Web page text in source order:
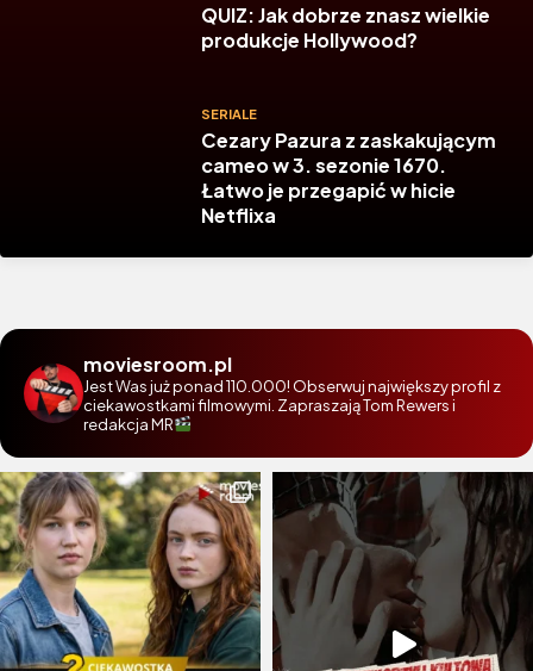
QUIZ: Jak dobrze znasz wielkie
produkcje Hollywood?
SERIALE
Cezary Pazura z zaskakującym
cameo w 3. sezonie 1670.
Łatwo je przegapić w hicie
Netflixa
moviesroom.pl
Jest Was już ponad 110.000! Obserwuj największy profil z
ciekawostkami filmowymi. Zapraszają Tom Rewers i
redakcja MR